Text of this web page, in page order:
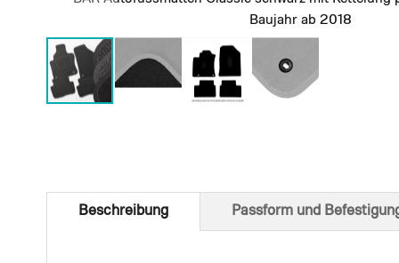
Baujahr ab 2018
of
Beschreibung Passform und